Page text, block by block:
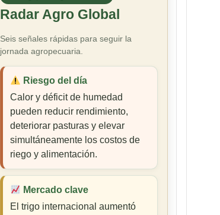
Radar Agro Global
Seis señales rápidas para seguir la
jornada agropecuaria.
Riesgo del día
Calor y déficit de humedad
pueden reducir rendimiento,
deteriorar pasturas y elevar
simultáneamente los costos de
riego y alimentación.
Mercado clave
El trigo internacional aumentó